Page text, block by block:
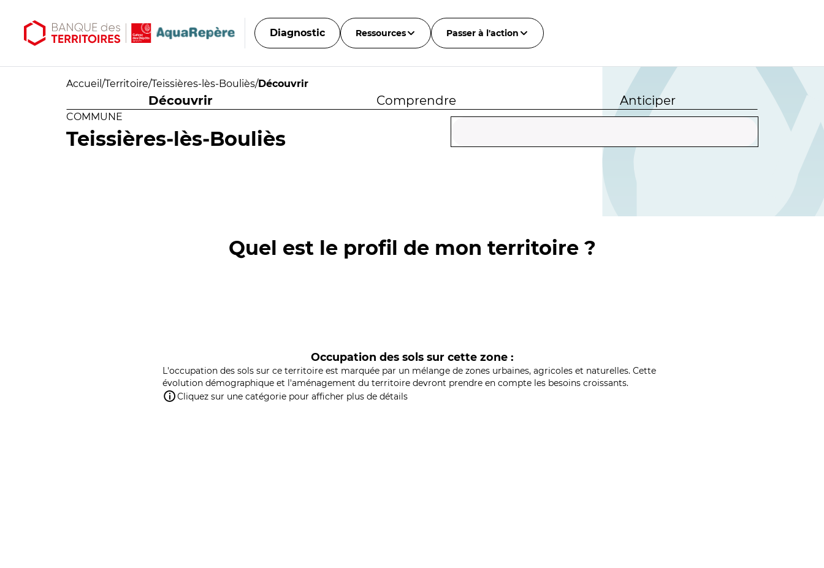
Diagnostic Ressources Passer à l'action
Accueil /Territoire/Teissières-lès-Bouliès/Découvrir
Découvrir Comprendre Anticiper
COMMUNE
Teissières-lès-Bouliès
Quel est le profil de mon territoire ?
Occupation des sols sur cette zone :
L'occupation des sols sur ce territoire est marquée par un mélange de zones urbaines, agricoles et naturelles. Cette
évolution démographique et l'aménagement du territoire devront prendre en compte les besoins croissants.
Cliquez sur une catégorie pour afficher plus de détails